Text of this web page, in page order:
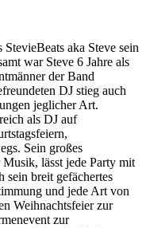
aka Steve sein
war Steve 6 Jahre als
der Band
DJ stieg auch
jeglicher Art.
als DJ auf
Sein großes
lässt jede Party mit
sein breit gefächertes
und jede Art von
Weihnachtsfeier zur
zur